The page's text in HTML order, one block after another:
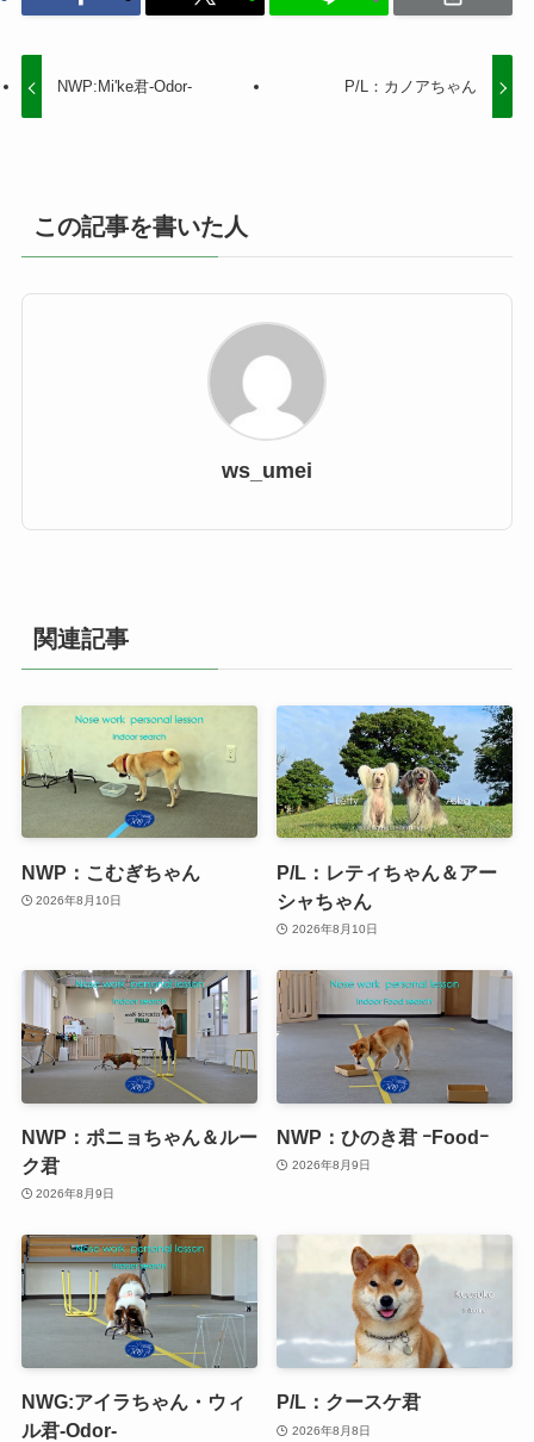
NWP:Mi'ke君-Odor- P/L：カノアちゃん
この記事を書いた人
ws_umei
関連記事
NWP：こむぎちゃん
2026年8月10日
P/L：レティちゃん＆アー
シャちゃん
2026年8月10日
NWP：ポニョちゃん＆ルー
ク君
2026年8月9日
NWP：ひのき君 ｰFoodｰ
2026年8月9日
NWG:アイラちゃん・ウィ
ル君-Odor-
P/L：クースケ君
2026年8月8日